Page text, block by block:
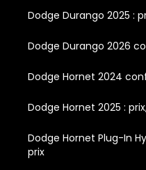
Dodge Durango 2025 :
Dodge Durango 2026
Dodge Hornet 2024
Dodge Hornet 2025 :
Dodge Hornet Plug-In
prix